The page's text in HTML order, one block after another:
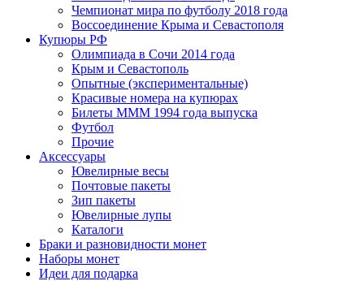
Чемпионат мира по футболу 2018 года
Воссоединение Крыма и Севастополя
Купюры РФ
Олимпиада в Сочи 2014 года
Крым и Севастополь
Опытные (экспериментальные)
Красивые номера на купюрах
Билеты МММ 1994 года выпуска
Футбол
Прочие
Аксессуары
Ювелирные весы
Почтовые пакеты
Зип пакеты
Ювелирные лупы
Каталоги
Браки и разновидности монет
Наборы монет
Идеи для подарка